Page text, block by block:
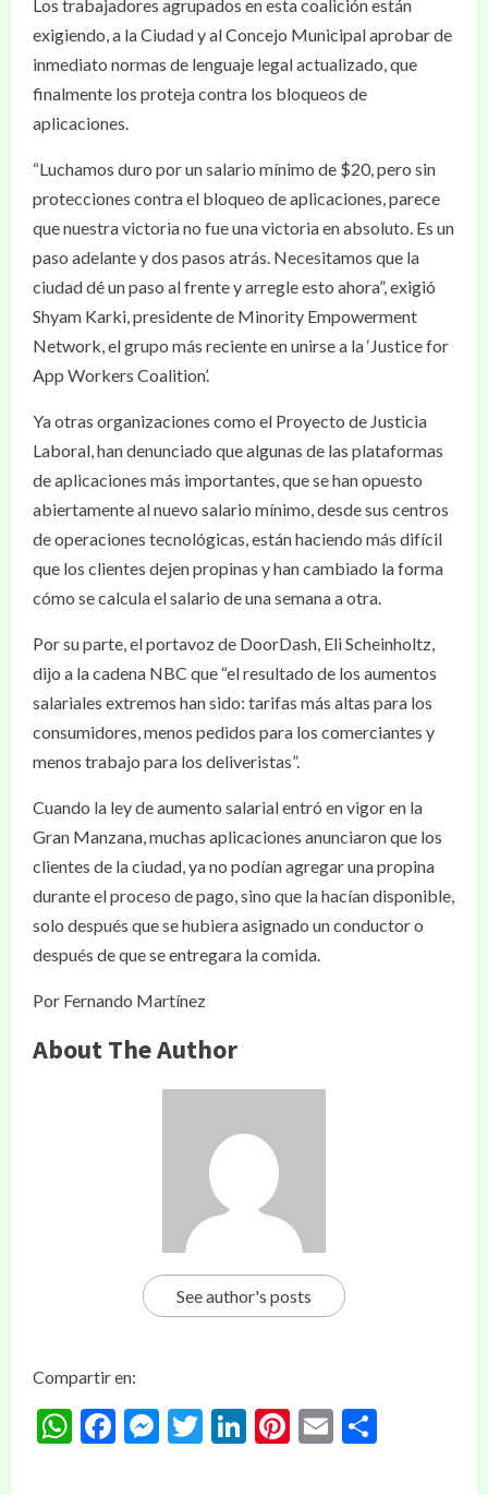
Los trabajadores agrupados en esta coalición están
exigiendo, a la Ciudad y al Concejo Municipal aprobar de
inmediato normas de lenguaje legal actualizado, que
finalmente los proteja contra los bloqueos de
aplicaciones.
“Luchamos duro por un salario mínimo de $20, pero sin
protecciones contra el bloqueo de aplicaciones, parece
que nuestra victoria no fue una victoria en absoluto. Es un
paso adelante y dos pasos atrás. Necesitamos que la
ciudad dé un paso al frente y arregle esto ahora”, exigió
Shyam Karki, presidente de Minority Empowerment
Network, el grupo más reciente en unirse a la ‘Justice for
App Workers Coalition’.
Ya otras organizaciones como el Proyecto de Justicia
Laboral, han denunciado que algunas de las plataformas
de aplicaciones más importantes, que se han opuesto
abiertamente al nuevo salario mínimo, desde sus centros
de operaciones tecnológicas, están haciendo más difícil
que los clientes dejen propinas y han cambiado la forma
cómo se calcula el salario de una semana a otra.
Por su parte, el portavoz de DoorDash, Eli Scheinholtz,
dijo a la cadena NBC que “el resultado de los aumentos
salariales extremos han sido: tarifas más altas para los
consumidores, menos pedidos para los comerciantes y
menos trabajo para los deliveristas”.
Cuando la ley de aumento salarial entró en vigor en la
Gran Manzana, muchas aplicaciones anunciaron que los
clientes de la ciudad, ya no podían agregar una propina
durante el proceso de pago, sino que la hacían disponible,
solo después que se hubiera asignado un conductor o
después de que se entregara la comida.
Por Fernando Martínez
About The Author
See author's posts
Compartir en:
WhatsApp
Facebook
Messenger
Twitter
LinkedIn
Pinterest
Email